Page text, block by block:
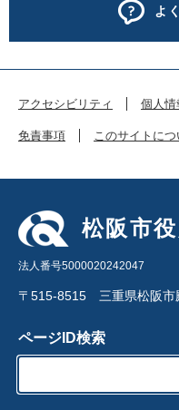
よ
アクセシビリティ 個人情
免責事項 このサイトにつ
松阪市
法人番号5000020242047
〒515-8515 三重県松阪市
ページID検索